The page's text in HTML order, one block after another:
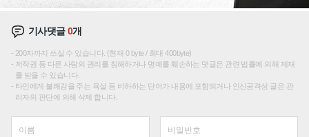
기사댓글0개
200자까지 쓰실 수 있습니다. (현재 0 byte / 최대 400byte)
저작권 등 다른 사람의 권리를 침해하거나 명예를 훼손하는 댓글은 관련 법률에 의해 제재
를 받을 수 있습니다.
타인에게 불쾌감을 주는 욕설 등 비하하는 단어가 내용에 포함되거나 인신공격성 글은 관
리자의 판단에 의해 삭제 합니다.